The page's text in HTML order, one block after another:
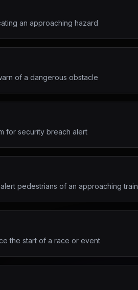
an approaching hazard
of a dangerous obstacle
for security breach alert
pedestrians of an approaching train
the start of a race or event